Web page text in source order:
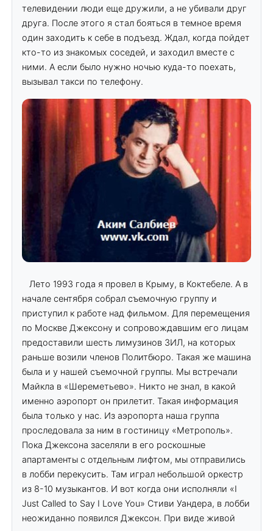
телевидении люди еще дружили, а не убивали друг
друга. После этого я стал бояться в темное время
один заходить к себе в подъезд. Ждал, когда пойдет
кто-то из знакомых соседей, и заходил вместе с
ними. А если было нужно ночью куда-то поехать,
вызывал такси по телефону.
Лето 1993 года я провел в Крыму, в Коктебеле. А в
начале сентября собрал съемочную группу и
приступил к работе над фильмом. Для перемещения
по Москве Джексону и сопровождавшим его лицам
предоставили шесть лимузинов ЗИЛ, на которых
раньше возили членов Политбюро. Такая же машина
была и у нашей съемочной группы. Мы встречали
Майкла в «Шереметьево». Никто не знал, в какой
именно аэропорт он прилетит. Такая информация
была только у нас. Из аэропорта наша группа
проследовала за ним в гостиницу «Метрополь».
Пока Джексона заселяли в его роскошные
апартаменты с отдельным лифтом, мы отправились
в лобби перекусить. Там играл небольшой оркестр
из 8-10 музыкантов. И вот когда они исполняли «I
Just Called to Say I Love You» Стиви Уандера, в лобби
неожиданно появился Джексон. При виде живой